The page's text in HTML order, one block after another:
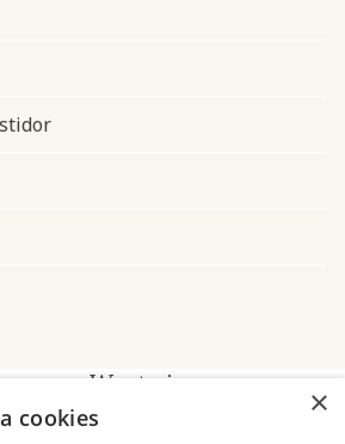
o app Westwing
×
cookies